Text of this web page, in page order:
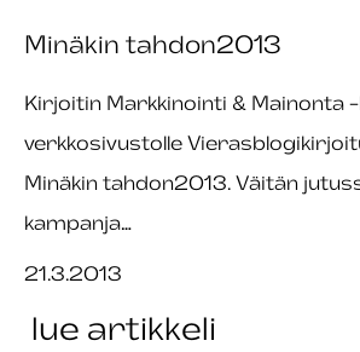
Minäkin tahdon2013
Kirjoitin Markkinointi & Mainonta
verkkosivustolle
Minäkin tahdon2013. Väitän
kampanja…
21.3.2013
lue artikkeli